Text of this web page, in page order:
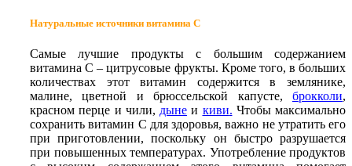
Натуральные источники витамина С
Самые лучшие продукты с большим содержанием
витамина С – цитрусовые фрукты. Кроме того, в больших
количествах этот витамин содержится в землянике,
малине, цветной и брюссельской капусте, брокколи,
красном перце и чили, дыне и киви. Чтобы максимально
сохранить витамин С для здоровья, важно не утратить его
при приготовлении, поскольку он быстро разрушается
при повышенных температурах. Употребление продуктов